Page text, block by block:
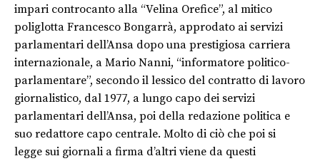
impari controcanto alla “Velina Orefice”, al mitico
poliglotta Francesco Bongarrà, approdato ai servizi
parlamentari dell’Ansa dopo una prestigiosa carriera
internazionale, a Mario Nanni, “informatore politico-
parlamentare”, secondo il lessico del contratto di lavoro
giornalistico, dal 1977, a lungo capo dei servizi
parlamentari dell’Ansa, poi della redazione politica e
suo redattore capo centrale. Molto di ciò che poi si
legge sui giornali a firma d’altri viene da questi